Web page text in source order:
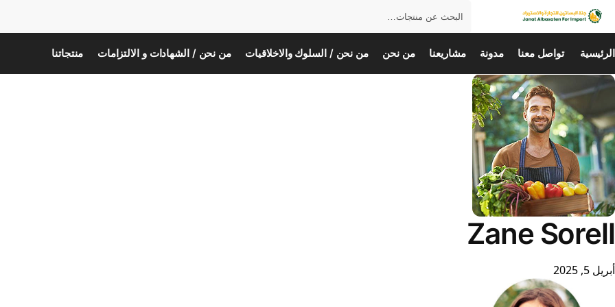
الرئيسية تواصل معنا مدونة مشاريعنا من نحن من نحن / السلوك والاخلاقيات من نحن / الشهادات و الالتزامات منتجاتنا
Zane Sorell
أبريل 5, 2025